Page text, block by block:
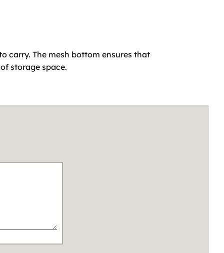
carry. The mesh bottom ensures that
storage space.